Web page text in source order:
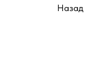
Назад